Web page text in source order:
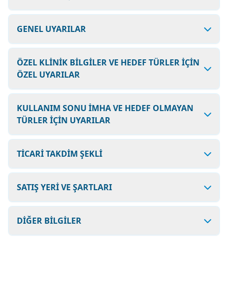
GENEL UYARILAR
ÖZEL KLİNİK BİLGİLER VE HEDEF TÜRLER İÇİN
ÖZEL UYARILAR
KULLANIM SONU İMHA VE HEDEF OLMAYAN
TÜRLER İÇİN UYARILAR
TİCARİ TAKDİM ŞEKLİ
SATIŞ YERİ VE ŞARTLARI
DİĞER BİLGİLER